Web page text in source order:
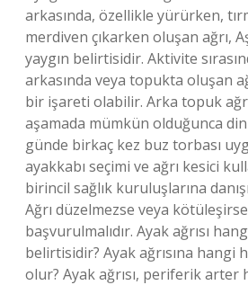
arkasında, özellikle yürürken,
merdiven çıkarken oluşan ağrı,
yaygın belirtisidir. Aktivite
arkasında veya topukta oluşan
bir işareti olabilir. Arka topuk
aşamada mümkün olduğunca
günde birkaç kez buz torbası
ayakkabı seçimi ve ağrı kesici
birincil sağlık kuruluşlarına
Ağrı düzelmezse veya
başvurulmalıdır. Ayak ağrısı
belirtisidir? Ayak ağrısına hangi
olur? Ayak ağrısı, periferik arter